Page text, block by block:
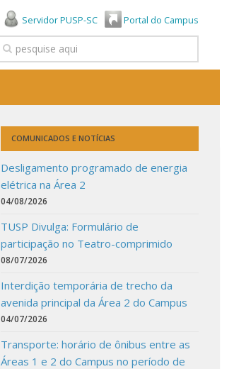
Servidor PUSP-SC Portal do Campus
COMUNICADOS E NOTÍCIAS
Desligamento programado de energia
elétrica na Área 2
04/08/2026
TUSP Divulga: Formulário de
participação no Teatro-comprimido
08/07/2026
Interdição temporária de trecho da
avenida principal da Área 2 do Campus
04/07/2026
Transporte: horário de ônibus entre as
Áreas 1 e 2 do Campus no período de